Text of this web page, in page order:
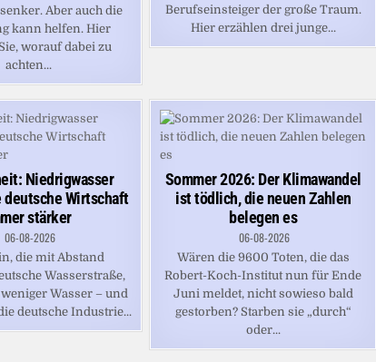
Aber auch die
kann helfen. Hier
worauf dabei zu
achten...
Berufseinsteiger der große Traum.
Hier erzählen drei junge...
Niedrigwasser
deutsche Wirtschaft
stärker
06-08-2026
die mit Abstand
Wasserstraße,
Wasser – und
deutsche Industrie...
Sommer 2026: Der Klimawandel
ist tödlich, die neuen Zahlen
belegen es
06-08-2026
Wären die 9600 Toten, die das
Robert-Koch-Institut nun für Ende
Juni meldet, nicht sowieso bald
gestorben? Starben sie „durch“
oder...